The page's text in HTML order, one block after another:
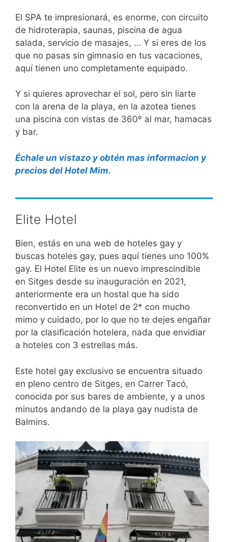
El SPA te impresionará, es enorme, con circuito
de hidroterapia, saunas, piscina de agua
salada, servicio de masajes, … Y si eres de los
que no pasas sin gimnasio en tus vacaciones,
aquí tienen uno completamente equipado.
Y si quieres aprovechar el sol, pero sin liarte
con la arena de la playa, en la azotea tienes
una piscina con vistas de 360º al mar, hamacas
y bar.
Échale un vistazo y obtén mas informacion y
precios del Hotel Mim.
Elite Hotel
Bien, estás en una web de hoteles gay y
buscas hoteles gay, pues aquí tienes uno 100%
gay. El Hotel Elite es un nuevo imprescindible
en Sitges desde su inauguración en 2021,
anteriormente era un hostal que ha sido
reconvertido en un Hotel de 2* con mucho
mimo y cuidado, por lo que no te dejes engañar
por la clasificación hotelera, nada que envidiar
a hoteles con 3 estrellas más.
Este hotel gay exclusivo se encuentra situado
en pleno centro de Sitges, en Carrer Tacó,
conocida por sus bares de ambiente, y a unos
minutos andando de la playa gay nudista de
Balmins.